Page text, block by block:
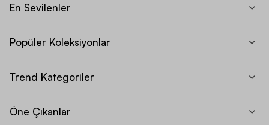
En Sevilenler
Popüler Koleksiyonlar
Trend Kategoriler
Öne Çıkanlar